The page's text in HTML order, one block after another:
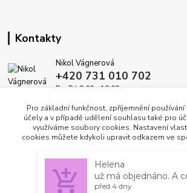
Kontakty
Nikol Vágnerová
+420 731 010 702
Po-Pá 9.00 - 18.00
info@dekoracedomova.cz
Pro základní funkčnost, zpříjemnění
účely a v případě udělení souhlasu také pro
využíváme soubory cookies. Nastavení
cookies můžete kdykoli upravit odkazem ve
Nastavení
Helena
už má objednáno. A
před 4 dny